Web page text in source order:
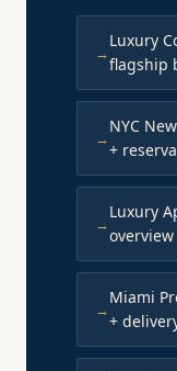
Luxury
flagship
NYC
+
Luxury
overview
Miami
+